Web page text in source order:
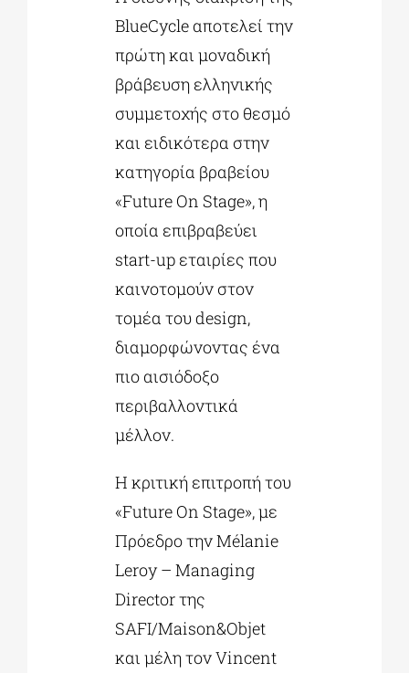
BlueCycle αποτελεί την
πρώτη και μοναδική
βράβευση ελληνικής
συμμετοχής στο θεσμό
και ειδικότερα στην
κατηγορία βραβείου
«Future On Stage», η
οποία επιβραβεύει
start-up εταιρίες που
καινοτομούν στον
τομέα του design,
διαμορφώνοντας ένα
πιο αισιόδοξο
περιβαλλοντικά
μέλλον.
Η κριτική επιτροπή του
«Future On Stage», με
Πρόεδρο την Mélanie
Leroy – Managing
Director της
SAFI/Maison&Objet
και μέλη τον Vincent